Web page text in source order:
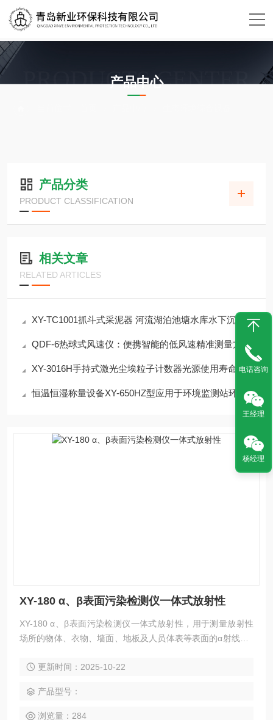
PRODUCTS CENTER
产品中心
产品分类
PRODUCT CLASSIFICATION
相关文章
RELATED ARTICLES
XY-TC1001抓斗式采泥器 河流湖泊池塘水库水下沉积物
QDF-6热球式风速仪：便携智能的低风速精准测量方案
XY-3016H手持式激光尘埃粒子计数器光源使用寿命解析
恒温恒湿称量设备XY-650HZ型应用于环境监测站环境气象监测站
XY-180 α、β表面污染检测仪一体式放射性
XY-180 α、β表面污染检测仪一体式放射性，用于测量放射性
场所的物体、衣物、墙面、地板及人员体表等表面的α射线、β
心、培训机构、救援分队和定点医疗救治医院，开展核应急放
更新时间：2025-10-22
产品型号：
浏览量：284
电话咨询
王经理
杨经理